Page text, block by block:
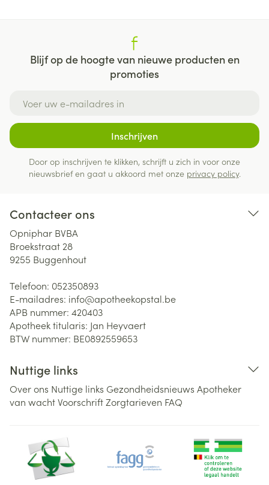
Blijf op de hoogte van nieuwe producten en
promoties
Inschrijven
Door op inschrijven te klikken, schrijft u zich in voor onze
nieuwsbrief en gaat u akkoord met onze privacy policy.
Contacteer ons
Opniphar BVBA
Broekstraat 28
9255 Buggenhout
Telefoon: 052350893
E-mailadres: info@apotheekopstal.be
APB nummer: 420403
Apotheek titularis: Jan Heyvaert
BTW nummer: BE0892559653
Nuttige links
Over ons Nuttige links Gezondheidsnieuws Apotheker
van wachtVoorschriftZorgtarieven FAQ